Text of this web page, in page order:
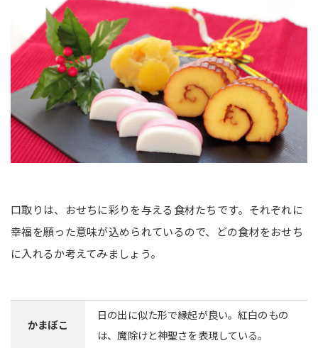
口取りは、おせちに彩りを与える食材たちです。それぞれに
幸福を願った意味が込められているので、どの食材をおせち
に入れるか考えてみましょう。
かまぼこ
日の出に似た形で縁起が良い。紅白のもの
は、魔除けと神聖さを表現している。